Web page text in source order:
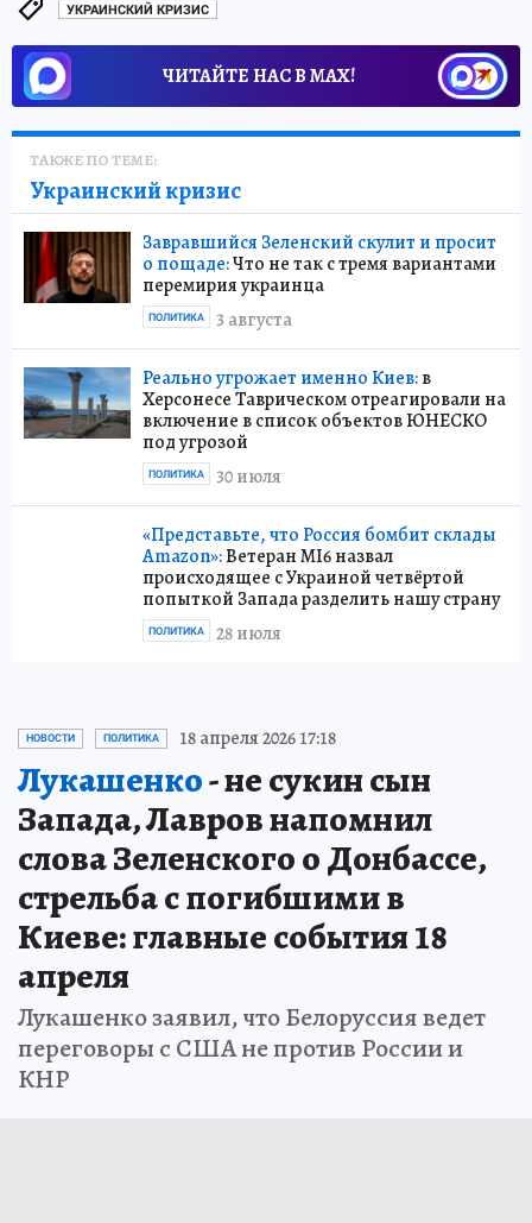
УКРАИНСКИЙ КРИЗИС
ЧИТАЙТЕ НАС В МАХ!
ТАКЖЕ ПО ТЕМЕ:
Украинский кризис
Завравшийся Зеленский скулит и просит
о пощаде:Что не так с тремя вариантами
перемирия украинца
3 августа
ПОЛИТИКА
Реально угрожает именно Киев:в
Херсонесе Таврическом отреагировали на
включение в список объектов ЮНЕСКО
под угрозой
30 июля
ПОЛИТИКА
«Представьте, что Россия бомбит склады
Amazon»:Ветеран MI6 назвал
происходящее с Украиной четвёртой
попыткой Запада разделить нашу страну
28 июля
ПОЛИТИКА
НОВОСТИ ПОЛИТИКА 18 апреля 2026 17:18
Лукашенко- не сукин сын
Запада, Лавров напомнил
слова Зеленского о Донбассе,
стрельба с погибшими в
Киеве: главные события 18
апреля
Лукашенко заявил, что Белоруссия ведет
переговоры с США не против России и
КНР